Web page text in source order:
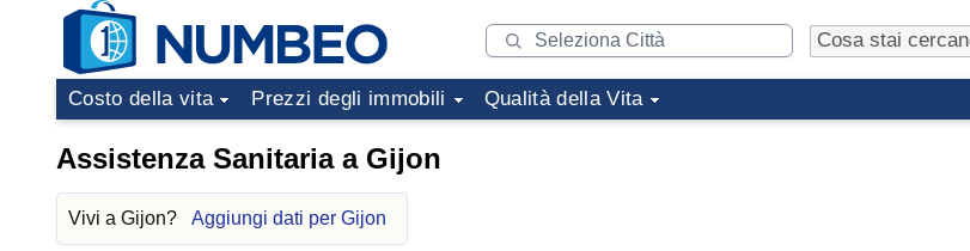
Costo della vita Prezzi degli immobili Qualità della Vita
Assistenza Sanitaria a Gijon
Vivi a Gijon? Aggiungi dati per Gijon